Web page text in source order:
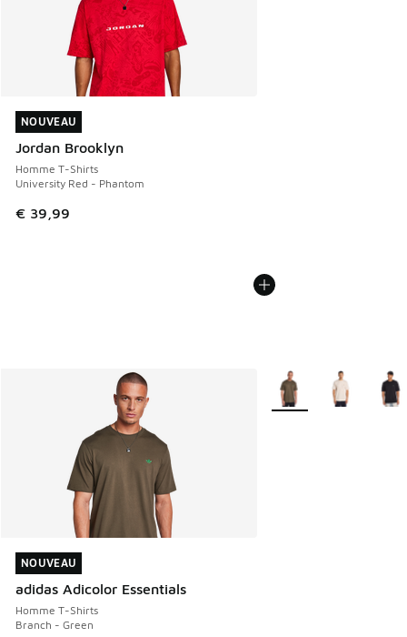
NOUVEAU
Jordan Brooklyn
Homme T-Shirts
University Red - Phantom
€ 39,99
NOUVEAU
NOUVEAU
adidas Adicolor Essentials
Homme T-Shirts
Branch - Green
NOUVEAU
Plus de couleurs